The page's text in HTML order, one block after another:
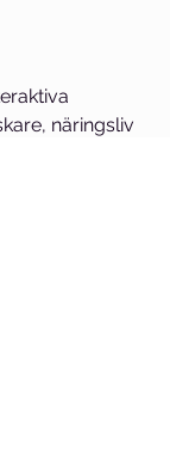
näringsliv